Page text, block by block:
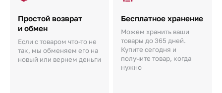
Простой возврат
и обмен
Если с товаром что-то не
так, мы обменяем его на
новый или вернем деньги
Бесплатное хранение
Можем хранить ваши
товары до 365 дней.
Купите сегодня и
получите товар, когда
нужно